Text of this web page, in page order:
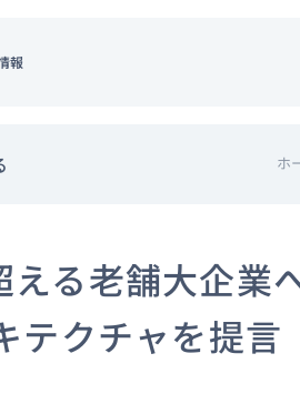
ホ
報
る老舗大企業
テクチャを提言